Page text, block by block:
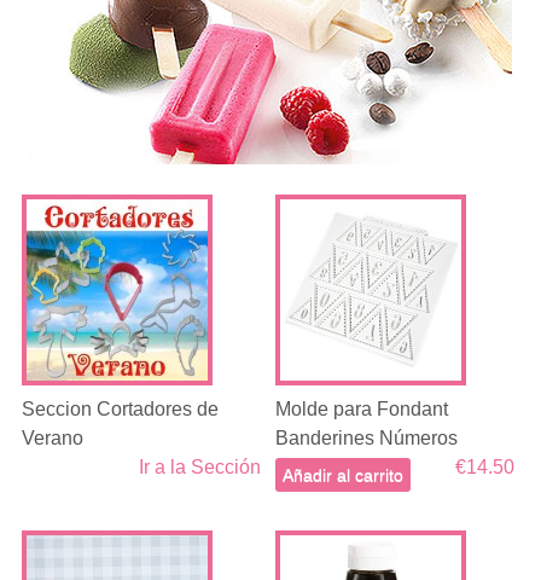
Seccion Cortadores de
Verano
Ir a la Sección
Molde para Fondant
Banderines Números
€14.50
Añadir al carrito